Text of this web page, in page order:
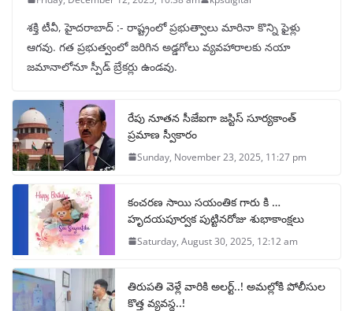
శక్తి టీవీ, హైదరాబాద్‌ :- రాష్ట్రంలో ప్రభుత్వాలు మారినా కొన్ని ఫైళ్లు
ఆగవు. గత ప్రభుత్వంలో జరిగిన అడ్డగోలు వ్యవహారాలకు నయా
జమానాలోనూ స్పీడ్‌ బ్రేకర్లు ఉండవు.
రేపు నూతన సీజేఐగా జస్టిస్ సూర్యకాంత్
ప్రమాణ స్వీకారం
Sunday, November 23, 2025, 11:27 pm
కంచరణ సాయి సయంతిక గారు కి …
హృదయపూర్వక పుట్టినరోజు శుభాకాంక్షలు
Saturday, August 30, 2025, 12:12 am
తిరుపతి వెళ్లే వారికి అలర్ట్..! అమల్లోకి పోలీసుల
కొత్త వ్యవస్థ..!